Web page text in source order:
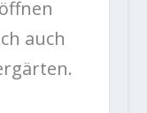
auch